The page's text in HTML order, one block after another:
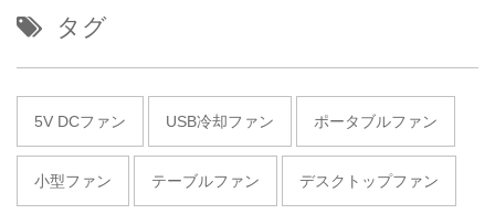
タグ
5V DCファン USB冷却ファン ポータブルファン
小型ファン テーブルファン デスクトップファン